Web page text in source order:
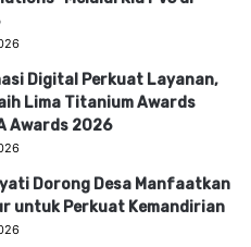
Digital Perkuat Layanan,
Lima Titanium Awards
Awards 2026
Dorong Desa Manfaatkan
untuk Perkuat Kemandirian